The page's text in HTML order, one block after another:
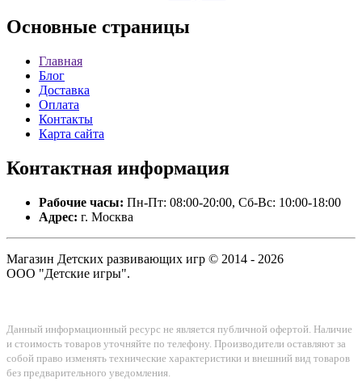
Основные страницы
Главная
Блог
Доставка
Оплата
Контакты
Карта сайта
Контактная информация
Рабочие часы: Пн-Пт: 08:00-20:00, Сб-Вс: 10:00-18:00
Адрес: г. Москва
Магазин Детских развивающих игр © 2014 - 2026
ООО "Детские игры".
Данный информационный ресурс не является публичной офертой. Наличие
и стоимость товаров уточняйте по телефону. Производители оставляют за
собой право изменять технические характеристики и внешний вид товаров
без предварительного уведомления.